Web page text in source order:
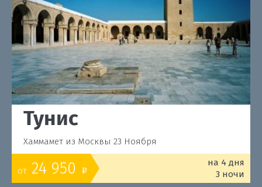
Тунис
Хаммамет из Москвы 23 Ноября
от 24 950 o
на 4 дня
3 ночи